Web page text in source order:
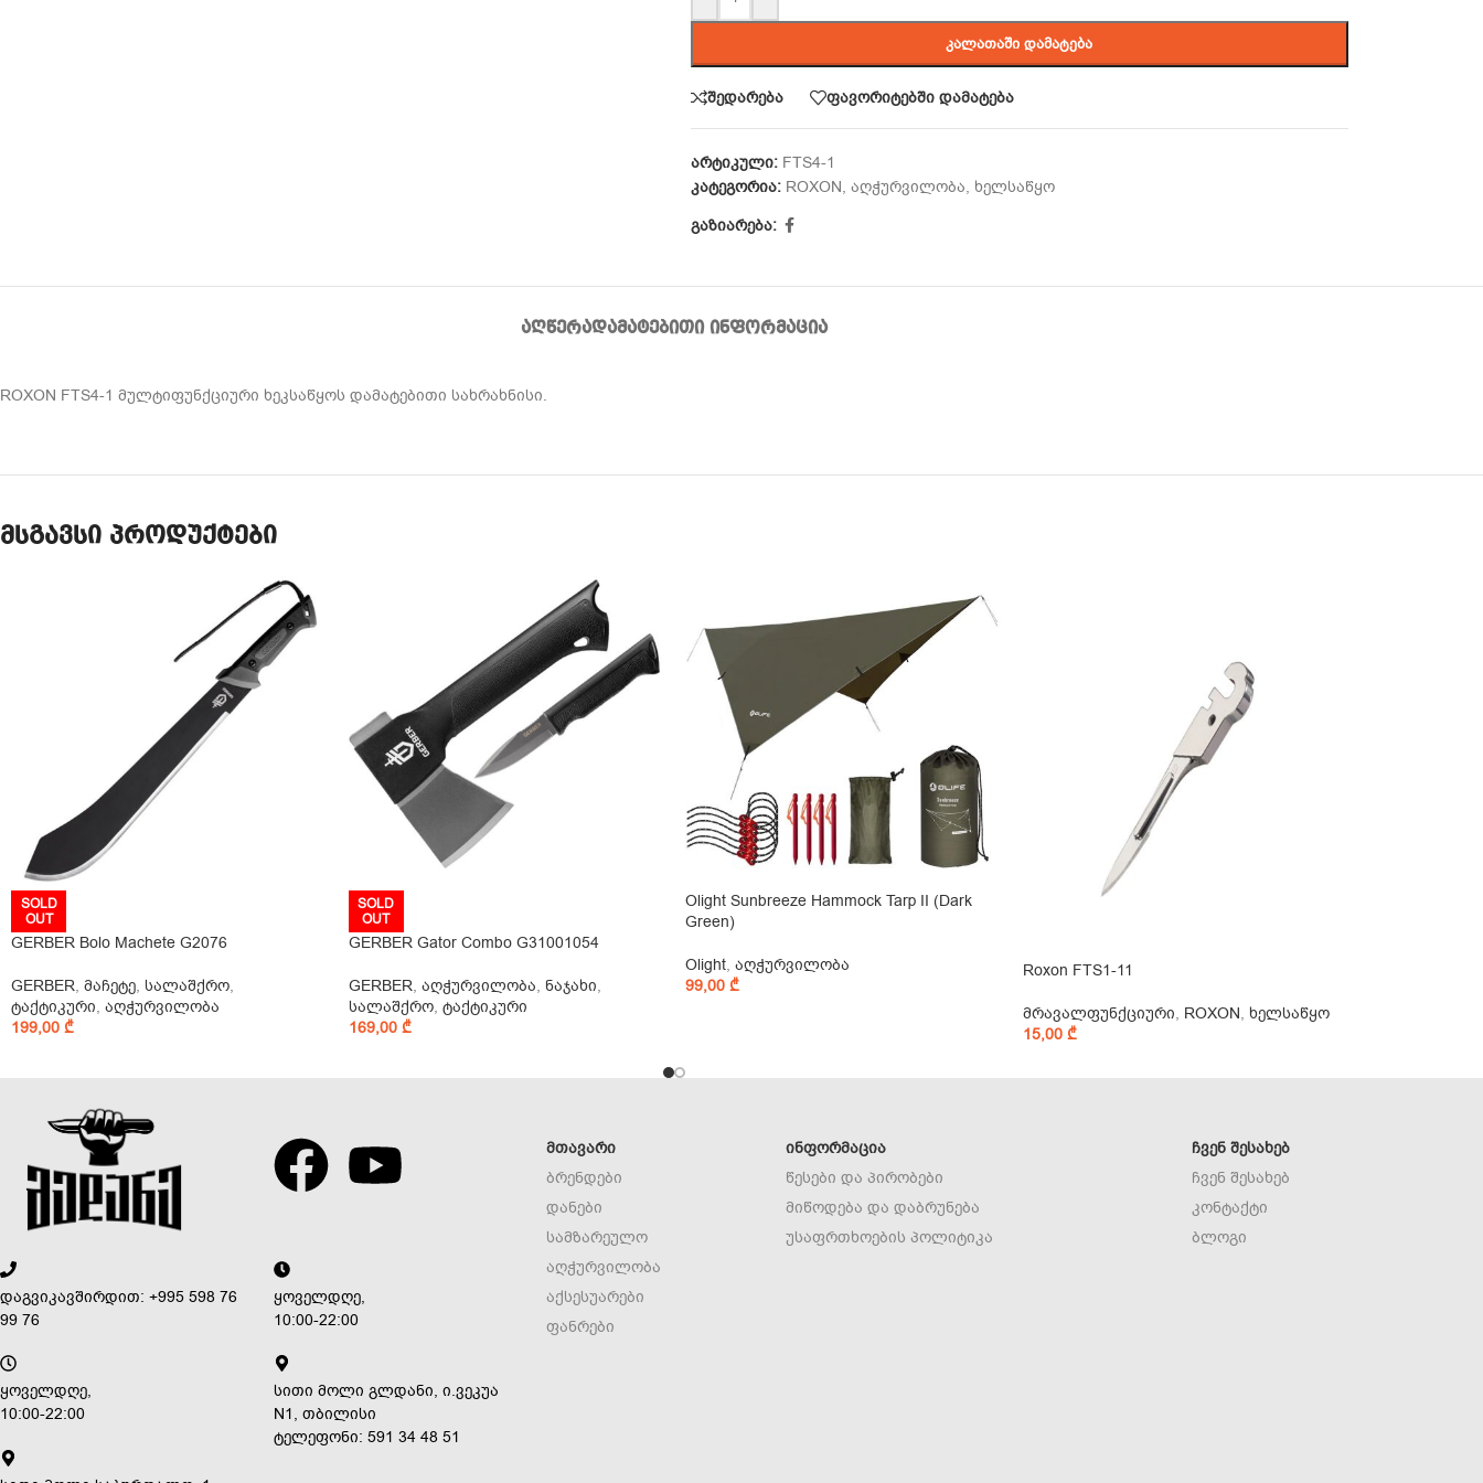
ᲙᲐᲚᲐᲗᲐᲨᲘ ᲓᲐᲛᲐᲢᲔᲑᲐ
შედარება ფავორიტებში დამატება
არტიკული: FTS4-1
კატეგორია: ROXON, აღჭურვილობა, ხელსაწყო
გაზიარება:
ᲐᲦᲬᲔᲠᲐᲓᲐᲛᲐᲢᲔᲑᲘᲗᲘ ᲘᲜᲤᲝᲠᲛᲐᲪᲘᲐ
ROXON FTS4-1 მულტიფუნქციური ხეკსაწყოს დამატებითი სახრახნისი.
მსგავსი პროდუქტები
SOLD
OUT
GERBER Bolo Machete G2076
GERBER, მაჩეტე, სალაშქრო,
ტაქტიკური, აღჭურვილობა
199,00 ₾
SOLD
OUT
GERBER Gator Combo G31001054
GERBER, აღჭურვილობა, ნაჯახი,
სალაშქრო, ტაქტიკური
169,00 ₾
Olight Sunbreeze Hammock Tarp II (Dark
Green)
Olight, აღჭურვილობა
99,00 ₾
Roxon FTS1-11
მრავალფუნქციური, ROXON, ხელსაწყო
15,00 ₾
დაგვიკავშირდით: +995 598 76
99 76
ყოველდღე,
10:00-22:00
ყოველდღე,
10:00-22:00
სითი მოლი გლდანი, ი.ვეკუა
N1, თბილისი
ტელეფონი: 591 34 48 51
ᲛᲗᲐᲕᲐᲠᲘ
ბრენდები
დანები
სამზარეულო
აღჭურვილობა
აქსესუარები
ფანრები
ᲘᲜᲤᲝᲠᲛᲐᲪᲘᲐ
წესები და პირობები
მიწოდება და დაბრუნება
უსაფრთხოების პოლიტიკა
ᲩᲕᲔᲜ ᲨᲔᲡᲐᲮᲔᲑ
ჩვენ შესახებ
კონტაქტი
ბლოგი